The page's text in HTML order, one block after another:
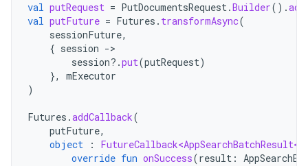
val putRequest = PutDocumentsRequest.Builder().
val putFuture = Futures . transformAsync(
sessionFuture,
{ session -
session?.put(putRequest)
},
mExecutor
)
Futures .addCallback(
putFuture,
object
:
override fun onSuccess(result :